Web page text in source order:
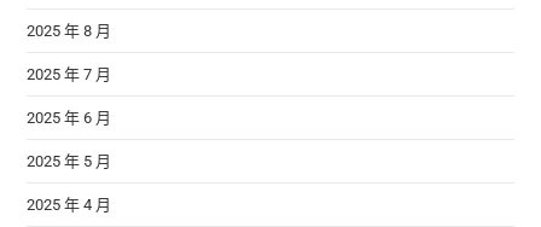
2025 年 8 月
2025 年 7 月
2025 年 6 月
2025 年 5 月
2025 年 4 月